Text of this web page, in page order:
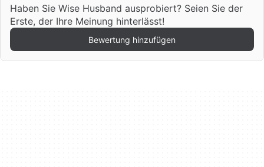
Haben Sie Wise Husband ausprobiert? Seien Sie der
Erste, der Ihre Meinung hinterlässt!
Bewertung hinzufügen